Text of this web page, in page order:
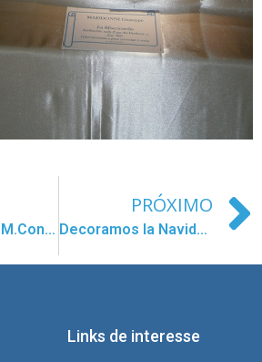
Alumnos de MM.Concepcionistas Segovia viajan a Noruega
PRÓXIMO
Decoramos la Navidad en Sao Paulo
Links de interesse